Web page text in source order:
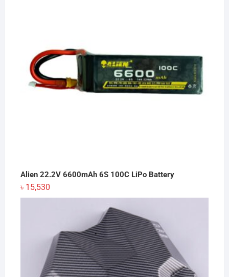
Alien 22.2V 6600mAh 6S 100C LiPo Battery
৳ 15,530